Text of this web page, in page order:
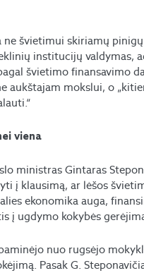
ne švietimui skiriamų
institucijų valdymas,
švietimo finansavimo
aukštajam mokslui, o
viena
ministras Gintaras
į klausimą, ar lėšos
ekonomika auga,
į ugdymo kokybės
nuo rugsėjo
Pasak G.